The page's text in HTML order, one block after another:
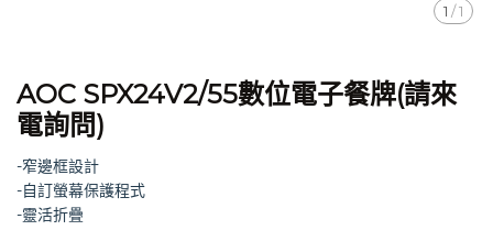
1 /1
AOC SPX24V2/55數位電子餐牌(請來
電詢問)
-窄邊框設計
-自訂螢幕保護程式
-靈活折疊